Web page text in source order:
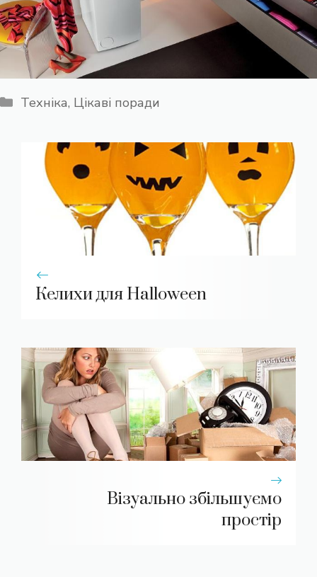
Категорії
Техніка, Цікаві поради
Келихи для Halloween
Візуально збільшуємо
простір